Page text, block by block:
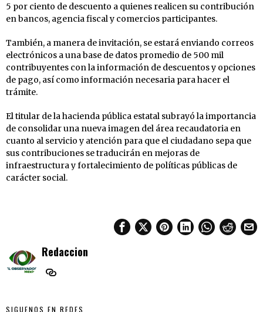
5 por ciento de descuento a quienes realicen su contribución
en bancos, agencia fiscal y comercios participantes.
También, a manera de invitación, se estará enviando correos
electrónicos a una base de datos promedio de 500 mil
contribuyentes con la información de descuentos y opciones
de pago, así como información necesaria para hacer el
trámite.
El titular de la hacienda pública estatal subrayó la importancia
de consolidar una nueva imagen del área recaudatoria en
cuanto al servicio y atención para que el ciudadano sepa que
sus contribuciones se traducirán en mejoras de
infraestructura y fortalecimiento de políticas públicas de
carácter social.
Redaccion
SIGUENOS EN REDES